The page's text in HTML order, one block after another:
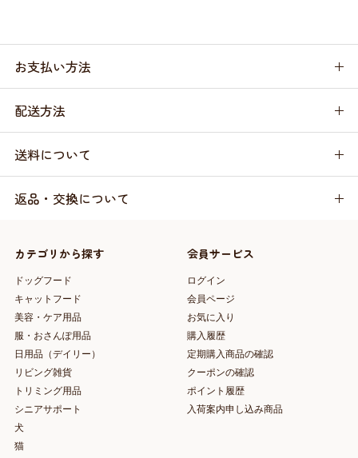
お支払い方法
配送方法
送料について
返品・交換について
カテゴリから探す
ドッグフード
キャットフード
美容・ケア用品
服・おさんぽ用品
日用品（デイリー）
リビング雑貨
トリミング用品
シニアサポート
犬
猫
会員サービス
ログイン
会員ページ
お気に入り
購入履歴
定期購入商品の確認
クーポンの確認
ポイント履歴
入荷案内申し込み商品